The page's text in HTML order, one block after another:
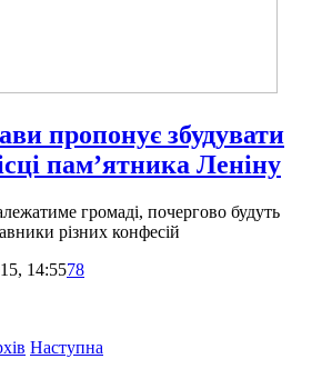
пропонує збудувати
пам’ятника Леніну
громаді, почергово будуть
різних конфесій
14:5578
Наступна